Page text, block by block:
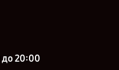
до 20:00